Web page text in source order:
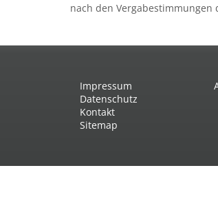
nach den Vergabestimmungen
Impressum
Datenschutz
Kontakt
Sitemap